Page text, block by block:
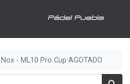
Nox - ML10 Pro Cup AGOTADO